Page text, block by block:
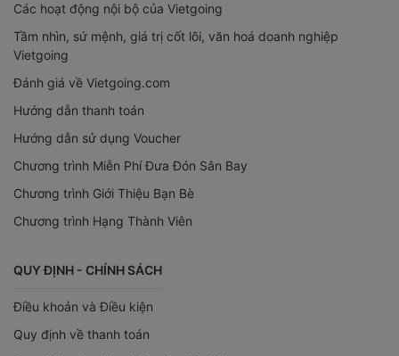
Các hoạt động nội bộ của Vietgoing
Tầm nhìn, sứ mệnh, giá trị cốt lõi, văn hoá doanh nghiệp
Vietgoing
Đánh giá về Vietgoing.com
Hướng dẫn thanh toán
Hướng dẫn sử dụng Voucher
Chương trình Miễn Phí Đưa Đón Sân Bay
Chương trình Giới Thiệu Bạn Bè
Chương trình Hạng Thành Viên
QUY ĐỊNH - CHÍNH SÁCH
Điều khoản và Điều kiện
Quy định về thanh toán